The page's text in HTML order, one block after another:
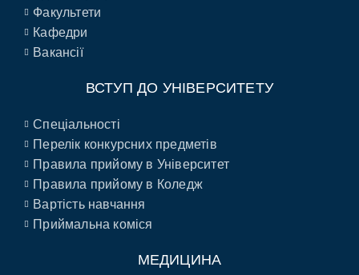
Факультети
Кафедри
Вакансії
ВСТУП ДО УНІВЕРСИТЕТУ
Спеціальності
Перелік конкурсних предметів
Правила прийому в Університет
Правила прийому в Коледж
Вартість навчання
Приймальна коміся
МЕДИЦИНА